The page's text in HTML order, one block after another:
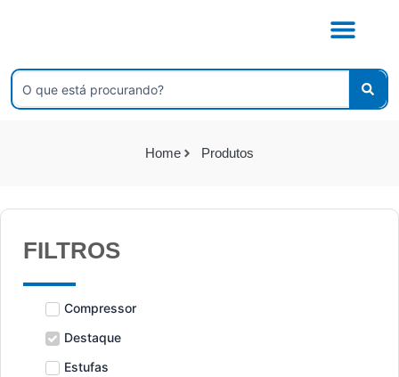
conteúdo
Pesquisar
Home Produtos
FILTROS
Compressor
Destaque
Estufas